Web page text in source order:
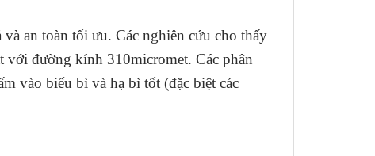
an toàn tối ưu. Các nghiên cứu cho thấy
với đường kính 310micromet. Các phân
vào biểu bì và hạ bì tốt (đặc biệt các